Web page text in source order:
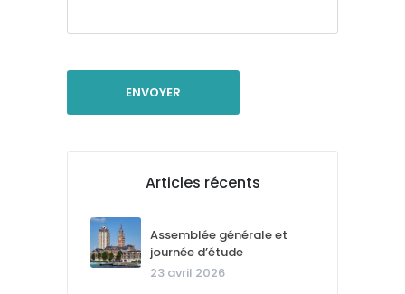
ENVOYER
Articles récents
Assemblée générale et
journée d’étude
23 avril 2026